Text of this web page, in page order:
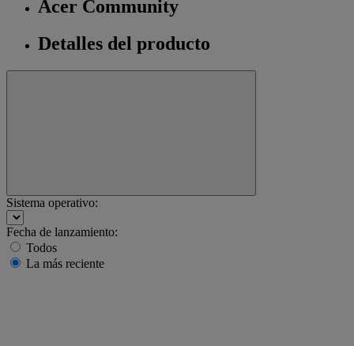
Acer Community
Detalles del producto
Sistema operativo:
Fecha de lanzamiento:
Todos
La más reciente